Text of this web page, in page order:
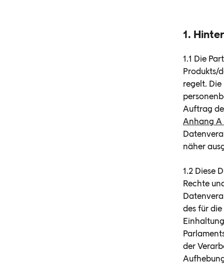
1.
1.1 Die
Produkts/
regelt.
Auftrag
Anhang A
näher
1.2 Diese
Rechte
des für
der